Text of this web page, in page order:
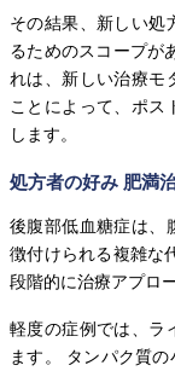
その結果、新しい処
るためのスコープが
れは、新しい治療モ
ことによって、ポス
します。
処方者の好み 肥満
後腹部低血糖症は、
徴付けられる複雑な
段階的に治療アプロ
軽度の症例では、ラ
ます。 タンパク質